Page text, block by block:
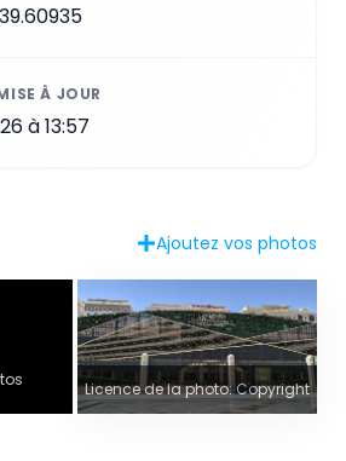
À JOUR
à 13:57
Ajoutez vos photos
Licence de la photo: Copyright